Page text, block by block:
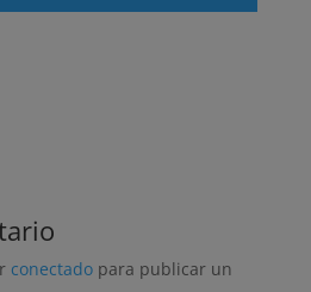
conectadopara publicar un